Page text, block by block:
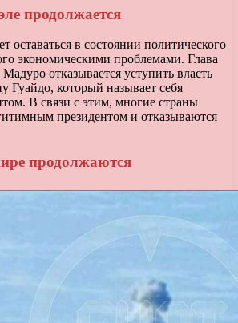
продолжается
оставаться в состоянии политического
экономическими проблемами. Глава
отказывается уступить власть
Гуайдо, который называет себя
В связи с этим, многие страны
президентом и отказываются
продолжаются